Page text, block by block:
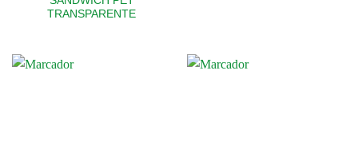
TRANSPARENTE